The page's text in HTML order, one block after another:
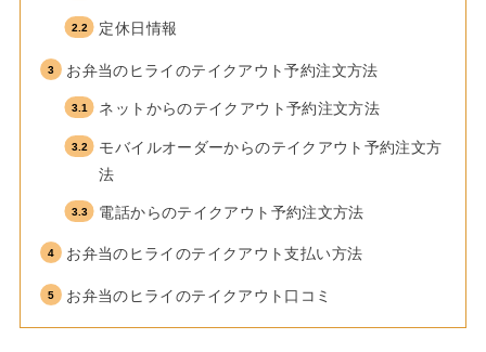
定休日情報
お弁当のヒライのテイクアウト予約注文方法
ネットからのテイクアウト予約注文方法
モバイルオーダーからのテイクアウト予約注文方
法
電話からのテイクアウト予約注文方法
お弁当のヒライのテイクアウト支払い方法
お弁当のヒライのテイクアウト口コミ